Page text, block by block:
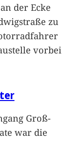
der Ecke
zu
vorbei
Groß-
war die